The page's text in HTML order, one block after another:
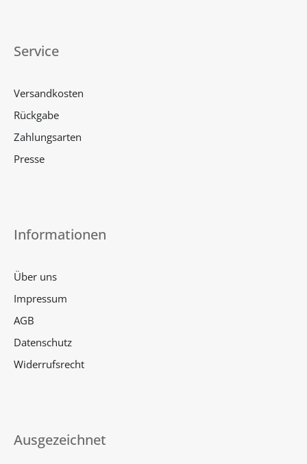
Service
Versandkosten
Rückgabe
Zahlungsarten
Presse
Informationen
Über uns
Impressum
AGB
Datenschutz
Widerrufsrecht
Ausgezeichnet